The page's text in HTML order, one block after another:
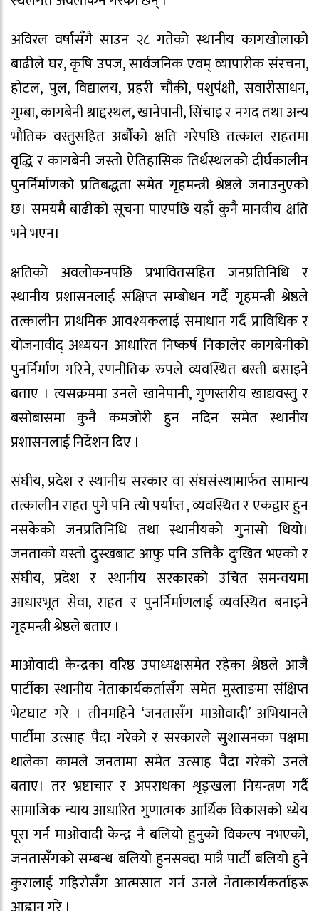
अविरल वर्षासँगै साउन २८ गतेको स्थानीय कागखोलाको
बाढीले घर, कृषि उपज, सार्वजनिक एवम् व्यापारीक संरचना,
होटल, पुल, विद्यालय, प्रहरी चौकी, पशुपंक्षी, सवारीसाधन,
गुम्बा, कागबेनी श्राद्दस्थल, खानेपानी, सिंचाइ र नगद तथा अन्य
भौतिक वस्तुसहित अर्बौंको क्षति गरेपछि तत्काल राहतमा
वृद्धि र कागबेनी जस्तो ऐतिहासिक तिर्थस्थलको दीर्घकालीन
पुनर्निर्माणको प्रतिबद्धता समेत गृहमन्त्री श्रेष्ठले जनाउनुएको
छ। समयमै बाढीको सूचना पाएपछि यहाँ कुनै मानवीय क्षति
भने भएन।
क्षतिको अवलोकनपछि प्रभावितसहित जनप्रतिनिधि र
स्थानीय प्रशासनलाई संक्षिप्त सम्बोधन गर्दै गृहमन्त्री श्रेष्ठले
तत्कालीन प्राथमिक आवश्यकलाई समाधान गर्दै प्राविधिक र
योजनावीद् अध्ययन आधारित निष्कर्ष निकालेर कागबेनीको
पुनर्निर्माण गरिने, रणनीतिक रुपले व्यवस्थित बस्ती बसाइने
बताए । त्यसक्रममा उनले खानेपानी, गुणस्तरीय खाद्यवस्तु र
बसोबासमा कुनै कमजोरी हुन नदिन समेत स्थानीय
प्रशासनलाई निर्देशन दिए ।
संघीय, प्रदेश र स्थानीय सरकार वा संघसंस्थामार्फत सामान्य
तत्कालीन राहत पुगे पनि त्यो पर्याप्त , व्यवस्थित र एकद्वार हुन
नसकेको जनप्रतिनिधि तथा स्थानीयको गुनासो थियो।
जनताको यस्तो दुस्खबाट आफु पनि उत्तिकै दुःखित भएको र
संघीय, प्रदेश र स्थानीय सरकारको उचित समन्वयमा
आधारभूत सेवा, राहत र पुनर्निर्माणलाई व्यवस्थित बनाइने
गृहमन्त्री श्रेष्ठले बताए ।
माओवादी केन्द्रका वरिष्ठ उपाध्यक्षसमेत रहेका श्रेष्ठले आजै
पार्टीका स्थानीय नेताकार्यकर्तासँग समेत मुस्ताङमा संक्षिप्त
भेटघाट गरे । तीनमहिने ‘जनतासँग माओवादी’ अभियानले
पार्टीमा उत्साह पैदा गरेको र सरकारले सुशासनका पक्षमा
थालेका कामले जनतामा समेत उत्साह पैदा गरेको उनले
बताए। तर भ्रष्टाचार र अपराधका शृङ्खला नियन्त्रण गर्दै
सामाजिक न्याय आधारित गुणात्मक आर्थिक विकासको ध्येय
पूरा गर्न माओवादी केन्द्र नै बलियो हुनुको विकल्प नभएको,
जनतासँगको सम्बन्ध बलियो हुनसक्दा मात्रै पार्टी बलियो हुने
कुरालाई गहिरोसँग आत्मसात गर्न उनले नेताकार्यकर्ताहरू